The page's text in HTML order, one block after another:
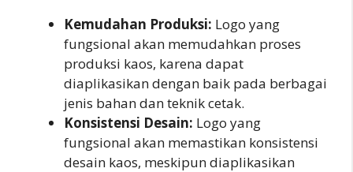
Kemudahan Produksi: Logo yang
fungsional akan memudahkan proses
produksi kaos, karena dapat
diaplikasikan dengan baik pada berbagai
jenis bahan dan teknik cetak.
Konsistensi Desain: Logo yang
fungsional akan memastikan konsistensi
desain kaos, meskipun diaplikasikan